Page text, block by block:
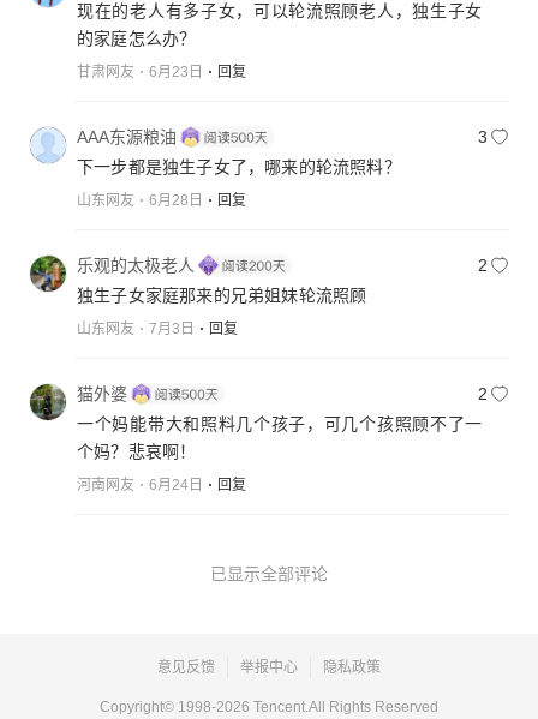
现在的老人有多子女，可以轮流照顾老人，独生子女
的家庭怎么办？
甘肃网友 6月23日 回复
AAA东源粮油
3
下一步都是独生子女了，哪来的轮流照料？
山东网友 6月28日 回复
乐观的太极老人
2
独生子女家庭那来的兄弟姐妹轮流照顾
山东网友 7月3日 回复
猫外婆
2
一个妈能带大和照料几个孩子，可几个孩照顾不了一
个妈？悲哀啊！
河南网友 6月24日 回复
已显示全部评论
意见反馈 举报中心 隐私政策
Copyright© 1998-2026 Tencent.All Rights Reserved